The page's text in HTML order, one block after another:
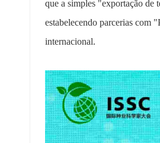
que a simples "exportação de
estabelecendo parcerias com
internacional.